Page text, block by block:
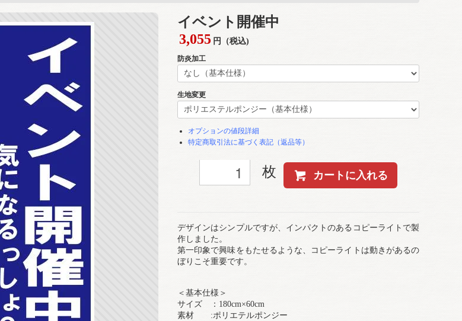
イベント開催中
3,055 円（税込)
防炎加工
生地変更
オプションの値段詳細
特定商取引法に基づく表記（返品等）
枚 カートに入れる
デザインはシンプルですが、インパクトのあるコピーライトで製
作しました。
第一印象で興味をもたせるような、コピーライトは動きがあるの
ぼりこそ重要です。
＜基本仕様＞
サイズ ：180cm×60cm
素材 :ポリエテルポンジー